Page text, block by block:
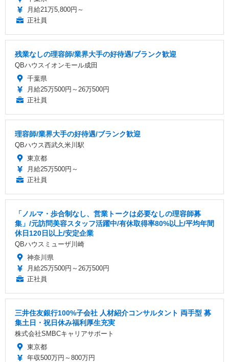
月給21万5,800円～
正社員
残業なしの理容師/業界大手の好待遇/ブランク歓迎
QBハウスイオンモール成田
千葉県
月給25万500円～26万500円
正社員
理容師/業界大手の好待遇/ブランク歓迎
QBハウス西武久米川駅
東京都
月給25万500円～
正社員
「ノルマ・歩合制なし、営業トークは必要なしの理容師募
集」/元訪問美容スタッフ活躍中/有休取得率80%以上/平均年間
休日120日以上/安定企業
QBハウスミューザ川崎
神奈川県
月給25万500円～26万500円
正社員
三井住友銀行100%子会社 人材紹介コンサルタント 両手型 募
集土日・祝日休み福利厚生充実
株式会社SMBCキャリアサポート
東京都
年収500万円～800万円